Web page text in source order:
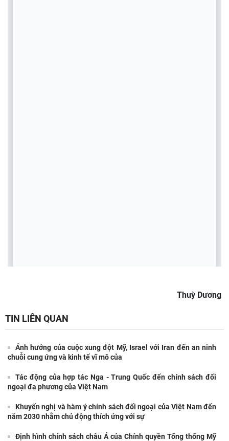
Thuỳ Dương
TIN LIÊN QUAN
Ảnh hưởng của cuộc xung đột Mỹ, Israel với Iran đến an ninh
chuỗi cung ứng và kinh tế vĩ mô của
Tác động của hợp tác Nga - Trung Quốc đến chính sách đối
ngoại đa phương của Việt Nam
Khuyến nghị và hàm ý chính sách đối ngoại của Việt Nam đến
năm 2030 nhằm chủ động thích ứng với sự
Định hình chính sách châu Á của Chính quyền Tổng thống Mỹ